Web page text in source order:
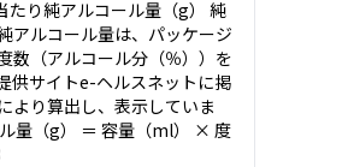
たり純アルコール量（g） 純
アルコール量は、パッケージ
数（アルコール分（％））を
供サイトe-ヘルスネットに掲
より算出し、表示していま
量（g） ＝ 容量（ml） × 度